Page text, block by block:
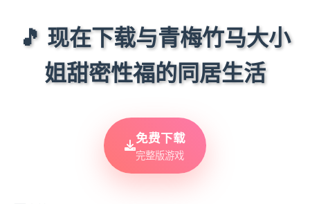
🎵 现在下载与青梅竹马大小
姐甜密性福的同居生活
免费下载
完整版游戏